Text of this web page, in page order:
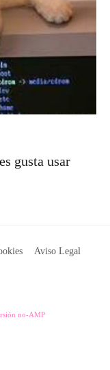
gusta usar
Aviso Legal
no-AMP